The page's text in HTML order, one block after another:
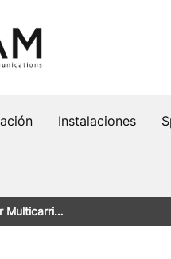
Instalaciones
Multicarri…